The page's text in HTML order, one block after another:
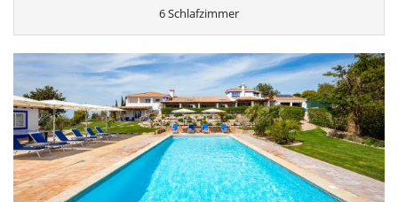
6 Schlafzimmer